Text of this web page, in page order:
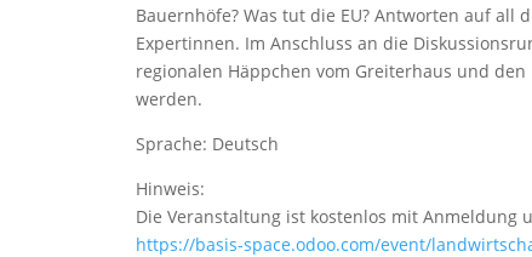
Bauernhöfe? Was tut die EU? Antworten auf all
Expertinnen. Im Anschluss an die
regionalen Häppchen vom Greiterhaus und
werden.
Sprache: Deutsch
Hinweis:
Die Veranstaltung ist kostenlos mit Anmeldung
https://basis-space.odoo.com/event/